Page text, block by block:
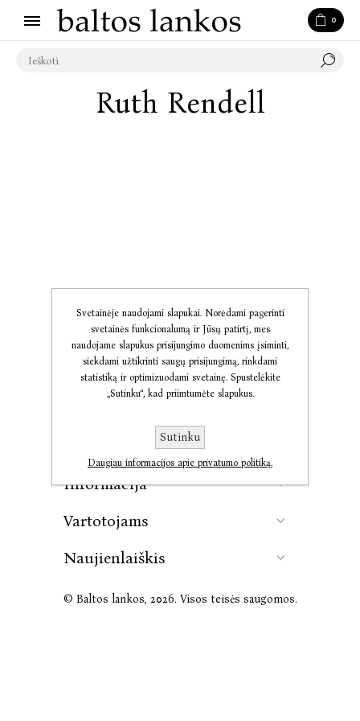
0
Ruth Rendell
Informacija
Vartotojams
Naujienlaiškis
© Baltos lankos, 2026. Visos teisės saugomos.
Svetainėje naudojami slapukai. Norėdami pagerinti
svetainės funkcionalumą ir Jūsų patirtį, mes
naudojame slapukus prisijungimo duomenims įsiminti,
siekdami užtikrinti saugų prisijungimą, rinkdami
statistiką ir optimizuodami svetainę. Spustelėkite
„Sutinku“, kad priimtumėte slapukus.
Sutinku
Daugiau informacijos apie privatumo politiką.